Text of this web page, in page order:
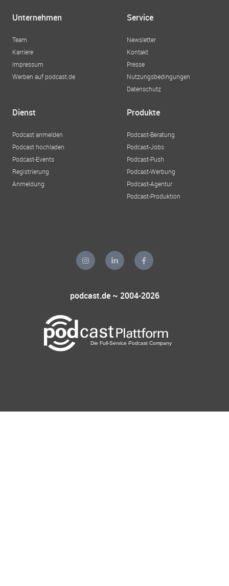
Unternehmen
Team
Karriere
Impressum
Werben auf podcast.de
Service
Newsletter
Kontakt
Presse
Nutzungsbedingungen
Datenschutz
Dienst
Podcast anmelden
Podcast hochladen
Podcast-Events
Registrierung
Anmeldung
Produkte
Podcast-Beratung
Podcast-Jobs
Podcast-Push
Podcast-Werbung
Podcast-Agentur
Podcast-Produktion
podcast.de ~ 2004-2026